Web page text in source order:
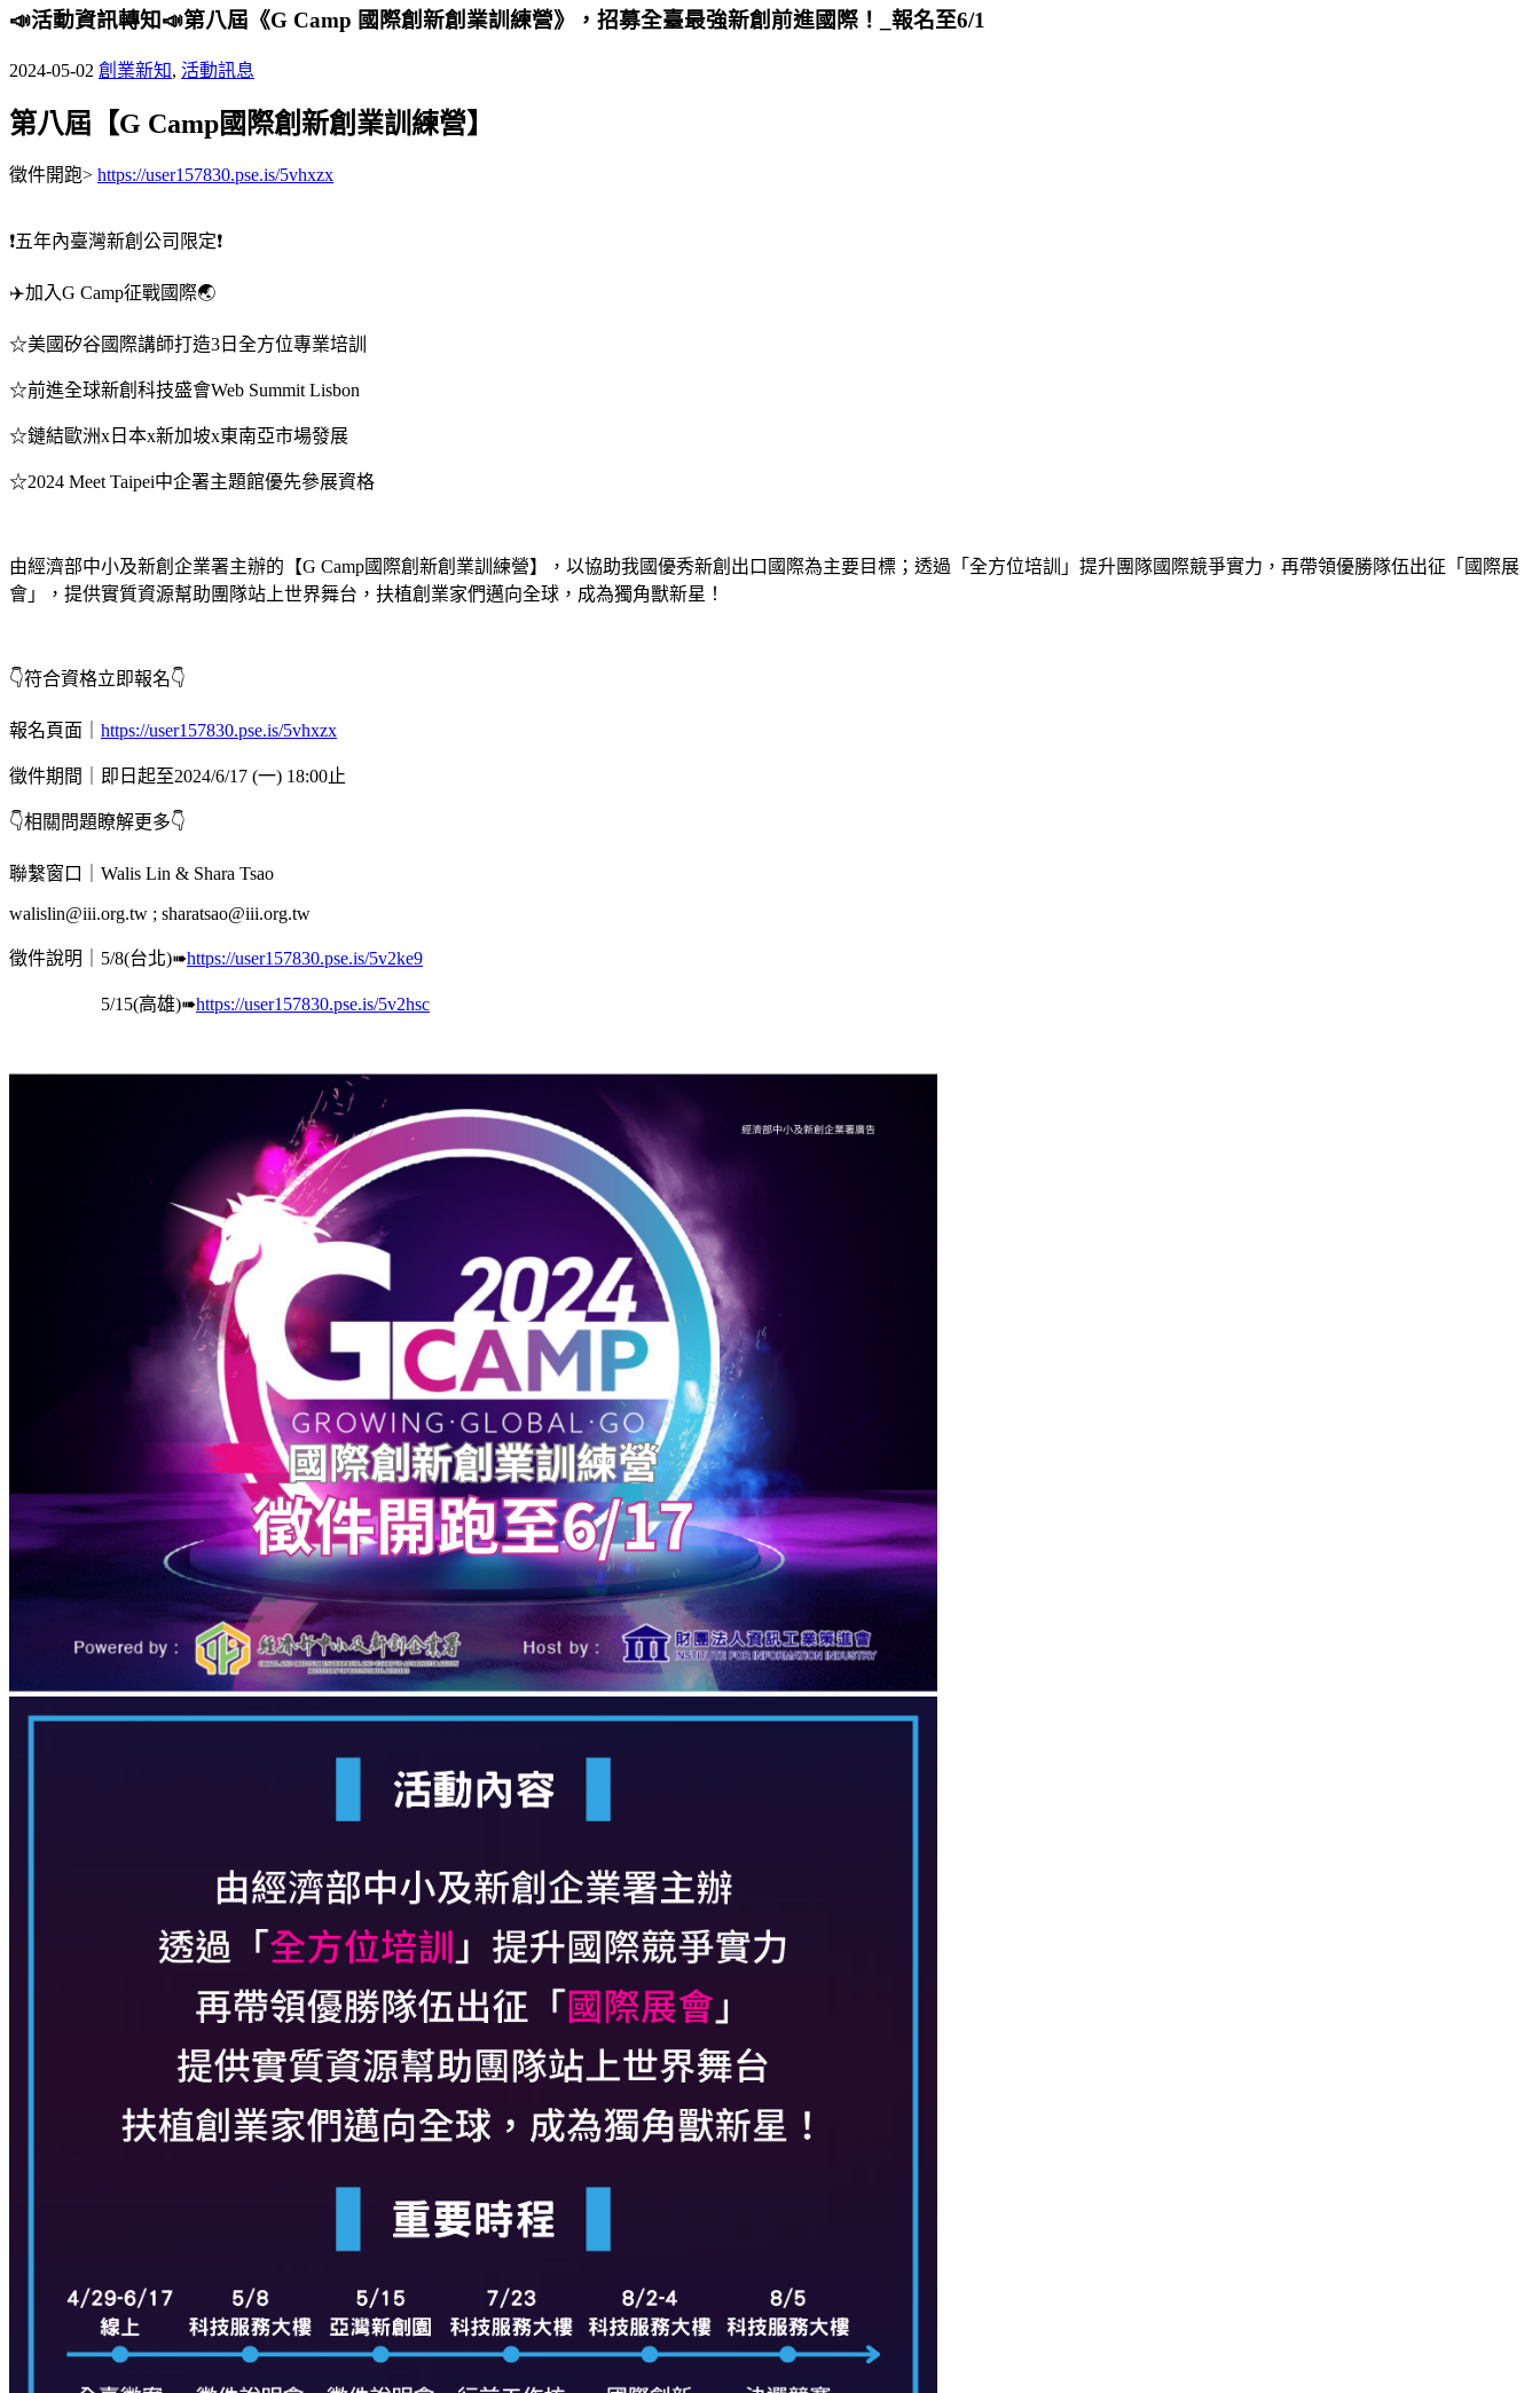
📣活動資訊轉知📣第八屆《G Camp 國際創新創業訓練營》，招募全臺最強新創前進國際！_報名至6/1
2024-05-02 創業新知, 活動訊息
第八屆【G Camp國際創新創業訓練營】
徵件開跑> https://user157830.pse.is/5vhxzx
❗五年內臺灣新創公司限定❗
✈️加入G Camp征戰國際🌏
☆美國矽谷國際講師打造3日全方位專業培訓
☆前進全球新創科技盛會Web Summit Lisbon
☆鏈結歐洲x日本x新加坡x東南亞市場發展
☆2024 Meet Taipei中企署主題館優先參展資格
由經濟部中小及新創企業署主辦的【G Camp國際創新創業訓練營】，以協助我國優秀新創出口國際為主要目標；透過「全方位培訓」提升團隊國際競爭實力，再帶領優勝隊伍出征「國際展
會」，提供實質資源幫助團隊站上世界舞台，扶植創業家們邁向全球，成為獨角獸新星！
👇符合資格立即報名👇
報名頁面｜ https://user157830.pse.is/5vhxzx
徵件期間｜即日起至2024/6/17 (一) 18:00止
👇相關問題瞭解更多👇
聯繫窗口｜Walis Lin & Shara Tsao
walislin@iii.org.tw ; sharatsao@iii.org.tw
徵件說明｜5/8(台北)➠https://user157830.pse.is/5v2ke9
5/15(高雄)➠https://user157830.pse.is/5v2hsc